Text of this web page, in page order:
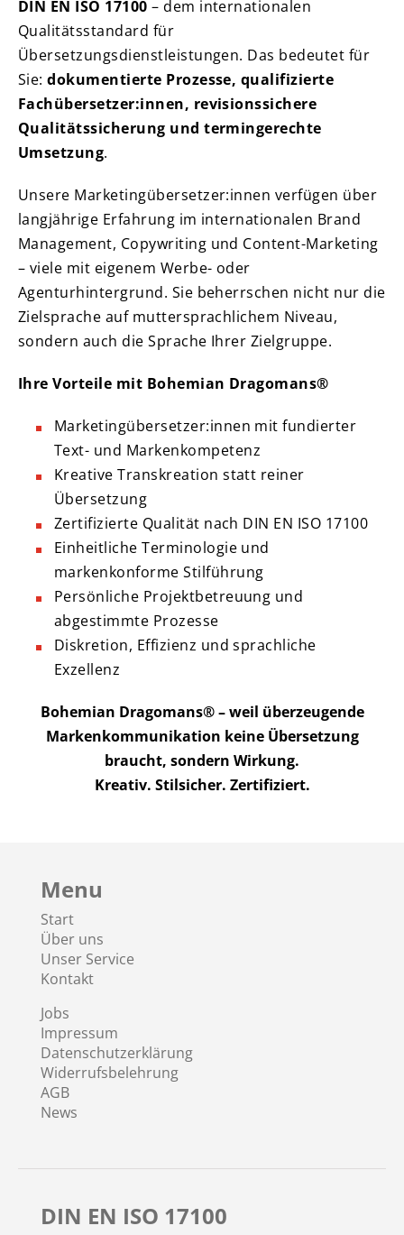
DIN EN ISO 17100 – dem internationalen
Qualitätsstandard für
Übersetzungsdienstleistungen. Das bedeutet für
Sie:dokumentierte Prozesse, qualifizierte
Fachübersetzer:innen, revisionssichere
Qualitätssicherung und termingerechte
Umsetzung.
Unsere Marketingübersetzer:innen verfügen über
langjährige Erfahrung im internationalen Brand
Management, Copywriting und Content-Marketing
– viele mit eigenem Werbe- oder
Agenturhintergrund. Sie beherrschen nicht nur die
Zielsprache auf muttersprachlichem Niveau,
sondern auch die Sprache Ihrer Zielgruppe.
Ihre Vorteile mit Bohemian Dragomans®
Marketingübersetzer:innen mit fundierter
Text- und Markenkompetenz
Kreative Transkreation statt reiner
Übersetzung
Zertifizierte Qualität nach DIN EN ISO 17100
Einheitliche Terminologie und
markenkonforme Stilführung
Persönliche Projektbetreuung und
abgestimmte Prozesse
Diskretion, Effizienz und sprachliche
Exzellenz
Bohemian Dragomans® – weil überzeugende
Markenkommunikation keine Übersetzung
braucht, sondern Wirkung.
Kreativ. Stilsicher. Zertifiziert.
Menu
Start
Über uns
Unser Service
Kontakt
Jobs
Impressum
Datenschutzerklärung
Widerrufsbelehrung
AGB
News
DIN EN ISO 17100